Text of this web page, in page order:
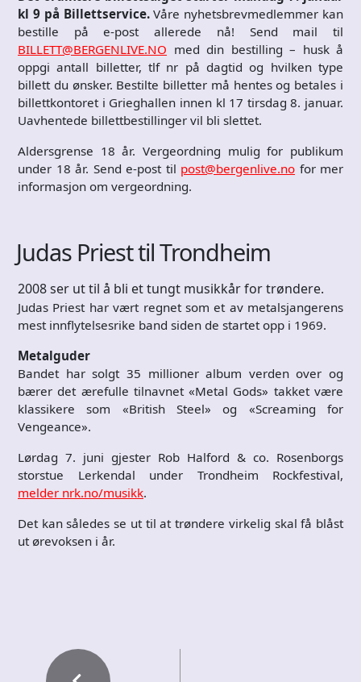
kl 9 på Billettservice.Våre nyhetsbrevmedlemmer kan
bestille på e-post allerede nå! Send mail til
BILLETT@BERGENLIVE.NO med din bestilling – husk å
oppgi antall billetter, tlf nr på dagtid og hvilken type
billett du ønsker. Bestilte billetter må hentes og betales i
billettkontoret i Grieghallen innen kl 17 tirsdag 8. januar.
Uavhentede billettbestillinger vil bli slettet.
Aldersgrense 18 år. Vergeordning mulig for publikum
under 18 år. Send e-post til post@bergenlive.no for mer
informasjon om vergeordning.
Judas Priest til Trondheim
2008 ser ut til å bli et tungt musikkår for trøndere.
Judas Priest har vært regnet som et av metalsjangerens
mest innflytelsesrike band siden de startet opp i 1969.
Metalguder
Bandet har solgt 35 millioner album verden over og
bærer det ærefulle tilnavnet «Metal Gods» takket være
klassikere som «British Steel» og «Screaming for
Vengeance».
Lørdag 7. juni gjester Rob Halford & co. Rosenborgs
storstue Lerkendal under Trondheim Rockfestival,
melder nrk.no/musikk.
Det kan således se ut til at trøndere virkelig skal få blåst
ut ørevoksen i år.